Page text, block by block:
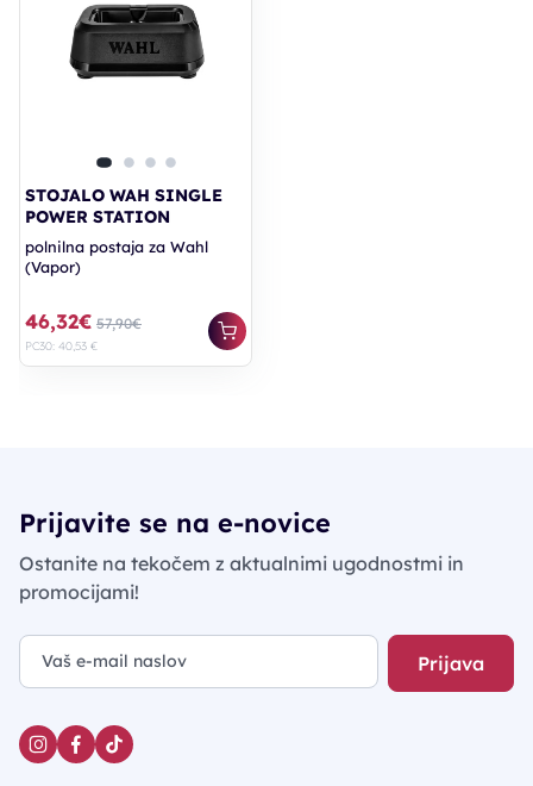
STOJALO WAH SINGLE
POWER STATION
polnilna postaja za Wahl
(Vapor)
46,32€ 57,90€
PC30: 40,53 €
Prijavite se na e-novice
Ostanite na tekočem z aktualnimi ugodnostmi in
promocijami!
Prijava